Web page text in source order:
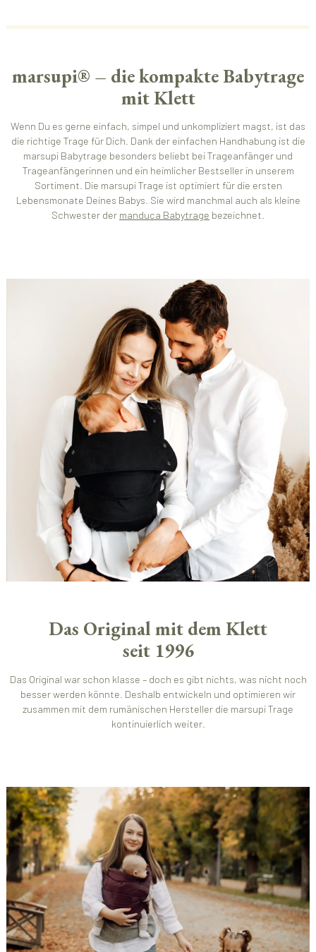
marsupi® – die kompakte Babytrage
mit Klett
Wenn Du es gerne einfach, simpel und unkompliziert magst, ist das
die richtige Trage für Dich. Dank der einfachen Handhabung ist die
marsupi Babytrage besonders beliebt bei Trageanfänger und
Trageanfängerinnen und ein heimlicher Bestseller in unserem
Sortiment. Die marsupi Trage ist optimiert für die ersten
Lebensmonate Deines Babys. Sie wird manchmal auch als kleine
Schwester der manduca Babytrage bezeichnet.
Das Original mit dem Klett
seit 1996
Das Original war schon klasse – doch es gibt nichts, was nicht noch
besser werden könnte. Deshalb entwickeln und optimieren wir
zusammen mit dem rumänischen Hersteller die marsupi Trage
kontinuierlich weiter.